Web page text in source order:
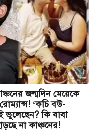
জন্মদিন মেয়েকে
‘কচি ব‌উ-
ভুলেছেন? কি বাবা
না কাঞ্চনের!